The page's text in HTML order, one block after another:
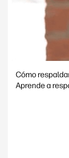
Cómo
Aprende a